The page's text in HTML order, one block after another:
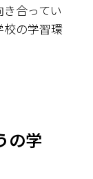
合ってい
校の学習環
の学